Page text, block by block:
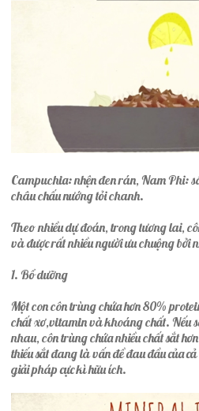
Campuchia: nhện đen rán, Nam Phi:
châu chấu nướng tỏi chanh.
Theo nhiều dự đoán, trong tương lai,
và được rất nhiều người ưu chuộng bởi
1. Bổ dưỡng
Một con côn trùng chứa hơn 80%
chất xơ,vitamin và khoáng chất. Nếu
nhau, côn trùng chứa nhiều chất sắt
thiếu sắt đang là vấn đề đau đầu của
giải pháp cực kì hữu ích.